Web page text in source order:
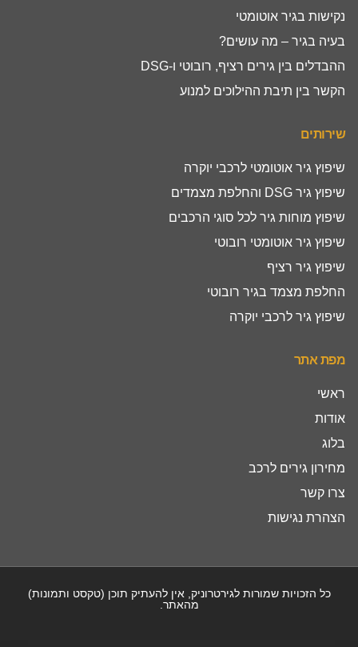
נקישות בגיר אוטומטי
בעיה בגיר – מה עושים?
ההבדלים בין גירים רציף, רובוטי ו-DSG
הקשר בין תיבת ההילוכים למנוע
שירותים
שיפוץ גיר אוטומטי לרכבי יוקרה
שיפוץ גיר DSG והחלפת מצמדים
שיפוץ מוחות גיר לכל סוגי הרכבים
שיפוץ גיר אוטומטי רובוטי
שיפוץ גיר רציף
החלפת מצמד בגיר רובוטי
שיפוץ גיר לרכבי יוקרה
מפת אתר
ראשי
אודות
בלוג
מחירון גירים לרכב
צרו קשר
הצהרת נגישות
כל הזכויות שמורות לגירטרוניק, אין להעתיק תוכן (טקסט ותמונות)
מהאתר.